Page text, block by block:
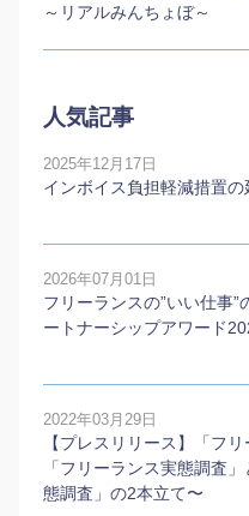
～リアルみんちょぼ～
人気記事
2025年12月17日
インボイス負担軽減措置
2026年07月01日
フリーランスの”いい仕事
ートナーシップアワード
2022年03月29日
【プレスリリース】「フ
「フリーランス実態調査
態調査」の2本⽴て〜